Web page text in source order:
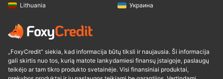
Lithuania
Украина
„FoxyCredit“ siekia, kad informacija būtų tiksli ir naujausia. Ši informacija
gali skirtis nuo tos, kurią matote lankydamiesi finansų įstaigoje, paslaugų
teikėjo ar tam tikro produkto svetainėje. Visi finansiniai produktai,